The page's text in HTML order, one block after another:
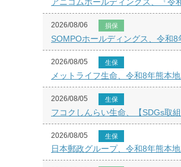
アニコムホールディングス、『令
2026/08/06 損保
SOMPOホールディングス、令和
2026/08/05 生保
メットライフ生命、令和8年熊本
2026/08/05 生保
フコクしんらい生命、【SDGs取
2026/08/05 生保
日本郵政グループ、令和8年熊本